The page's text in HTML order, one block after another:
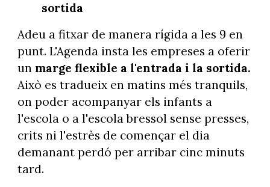
sortida
Adeu a fitxar de manera rígida a les 9 en
punt. L'Agenda insta les empreses a oferir
unmarge flexible a l'entrada i la sortida.
Això es tradueix en matins més tranquils,
on poder acompanyar els infants a
l'escola o a l'escola bressol sense presses,
crits ni l'estrès de començar el dia
demanant perdó per arribar cinc minuts
tard.